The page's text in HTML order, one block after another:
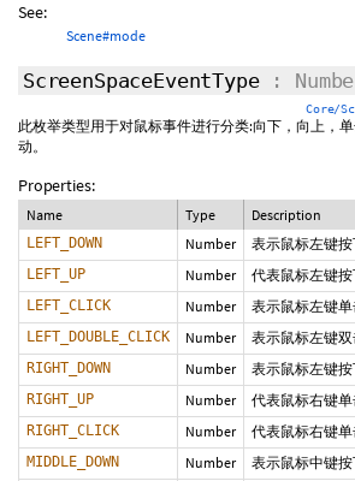
See:
Scene#mode
ScreenSpaceEventType :
Core/
此枚举类型用于对鼠标事件进行分类:向下，向上，
动。
Properties:
Name Type Description
LEFT_DOWN Number 表示鼠标左键按
LEFT_UP Number 代表鼠标左键按
LEFT_CLICK Number 表示鼠标左键单
LEFT_DOUBLE_CLICK Number 表示鼠标左键双
RIGHT_DOWN Number 表示鼠标左键按
RIGHT_UP Number 代表鼠标右键单
RIGHT_CLICK Number 代表鼠标右键单
MIDDLE_DOWN Number 表示鼠标中键按